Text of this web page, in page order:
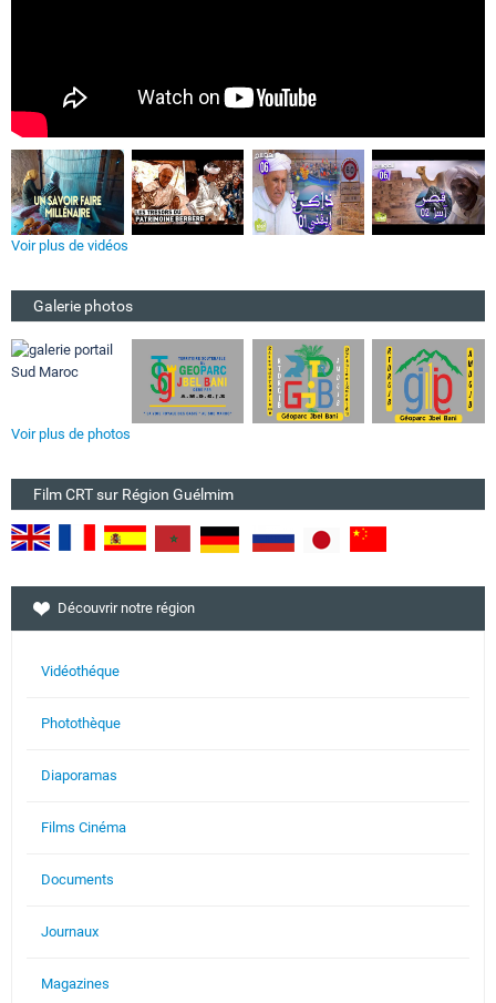
Voir plus de vidéos
Galerie photos
Voir plus de photos
Film CRT sur Région Guélmim
Découvrir notre région
Vidéothéque
Photothèque
Diaporamas
Films Cinéma
Documents
Journaux
Magazines